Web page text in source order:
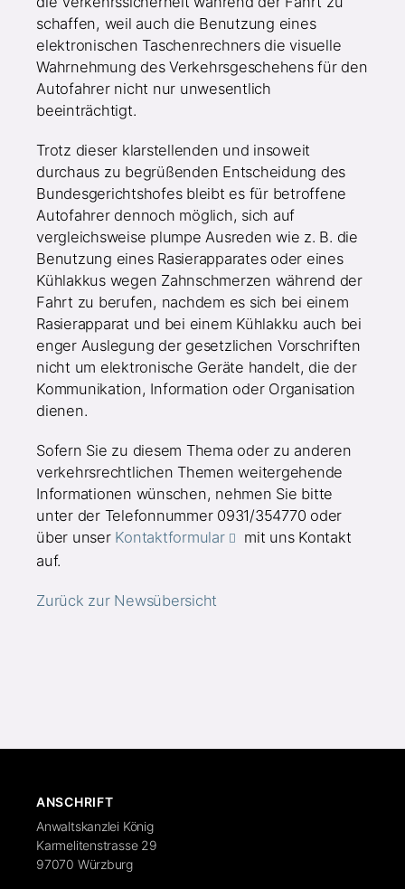
schaffen, weil auch die Benutzung eines
elektronischen Taschenrechners die visuelle
Wahrnehmung des Verkehrsgeschehens für den
Autofahrer nicht nur unwesentlich
beeinträchtigt.
Trotz dieser klarstellenden und insoweit
durchaus zu begrüßenden Entscheidung des
Bundesgerichtshofes bleibt es für betroffene
Autofahrer dennoch möglich, sich auf
vergleichsweise plumpe Ausreden wie z. B. die
Benutzung eines Rasierapparates oder eines
Kühlakkus wegen Zahnschmerzen während der
Fahrt zu berufen, nachdem es sich bei einem
Rasierapparat und bei einem Kühlakku auch bei
enger Auslegung der gesetzlichen Vorschriften
nicht um elektronische Geräte handelt, die der
Kommunikation, Information oder Organisation
dienen.
Sofern Sie zu diesem Thema oder zu anderen
verkehrsrechtlichen Themen weitergehende
Informationen wünschen, nehmen Sie bitte
unter der Telefonnummer 0931/354770 oder
über unser Kontaktformular
mit uns Kontakt
auf.
Zurück zur Newsübersicht
ANSCHRIFT
Anwaltskanzlei König
Karmelitenstrasse 29
97070 Würzburg